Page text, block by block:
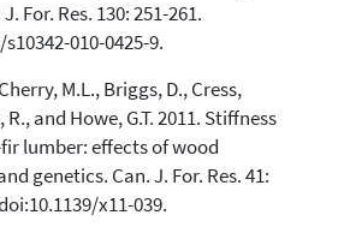
For. Res. 130: 251-261.
010-0425-9.
M.L., Briggs, D., Cress,
R., and Howe, G.T. 2011. Stiffness
lumber: effects of wood
genetics. Can. J. For. Res. 41:
x11-039.